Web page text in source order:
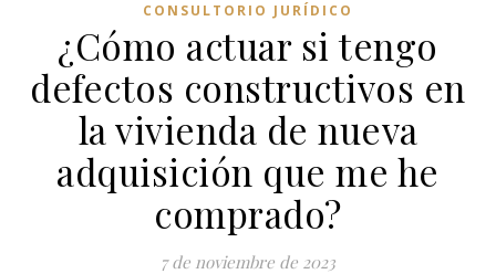
CONSULTORIO JURÍDICO
¿Cómo actuar si tengo
defectos constructivos en
la vivienda de nueva
adquisición que me he
comprado?
7 de noviembre de 2023